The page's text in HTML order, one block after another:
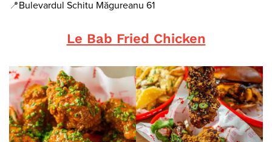
📍 Bulevardul Schitu Măgureanu 61
Le Bab Fried Chicken